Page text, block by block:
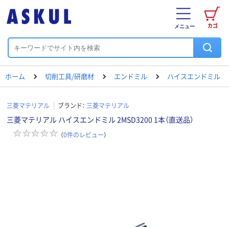
カゴ
メニュー
ホーム 切削工具/研磨材 エンドミル ハイスエンドミル
三菱マテリアル ブランド： 三菱マテリアル
三菱マテリアル ハイスエンドミル 2MSD3200 1本（直送品）
（0件のレビュー）